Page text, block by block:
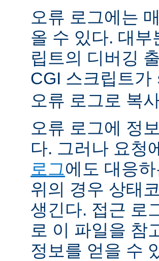
오류 로그에는
올 수 있다. 대
립트의 디버깅
CGI 스크립트가
오류 로그로 복
오류 로그에 정
다. 그러나 요청
로그에도 대응
위의 경우 상태
생긴다. 접근 로
로 이 파일을 참
정보를 얻을 수